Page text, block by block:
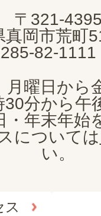
CITY
〒321-
真岡市荒町
82-1111
曜日から
30分から午
・年末年始
については
い。
ス